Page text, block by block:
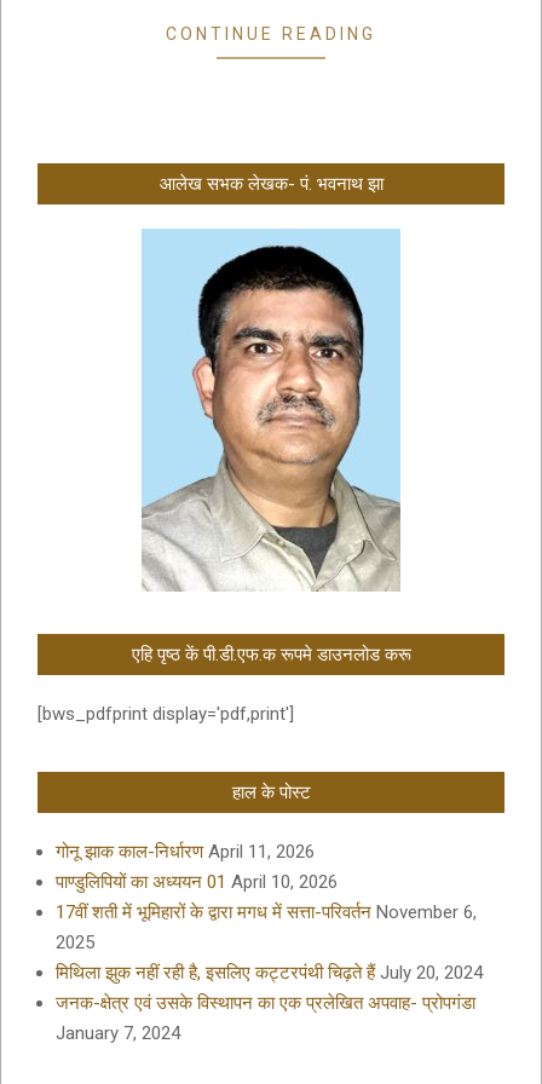
CONTINUE READING
आलेख सभक लेखक- पं. भवनाथ झा
एहि पृष्ठ कें पी.डी.एफ.क रूपमे डाउनलोड करू
[bws_pdfprint display='pdf,print']
हाल के पोस्ट
गोनू झाक काल-निर्धारण April 11, 2026
पाण्डुलिपियों का अध्ययन 01 April 10, 2026
17वीं शती में भूमिहारों के द्वारा मगध में सत्ता-परिवर्तन November 6,
2025
मिथिला झुक नहीं रही है, इसलिए कट्टरपंथी चिढ़ते हैं July 20, 2024
जनक-क्षेत्र एवं उसके विस्थापन का एक प्रलेखित अपवाह- प्रोपगंडा
January 7, 2024